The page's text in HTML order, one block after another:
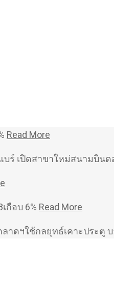
Read More
บร์ เปิดสาขาใหม่สนามบินด
กือบ 6% Read More
าดฯใช้กลยุทธ์เคาะประตู